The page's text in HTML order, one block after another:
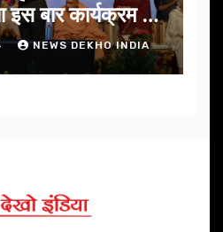
बार कार्यक्रम में
NEWS DEKHO INDIA